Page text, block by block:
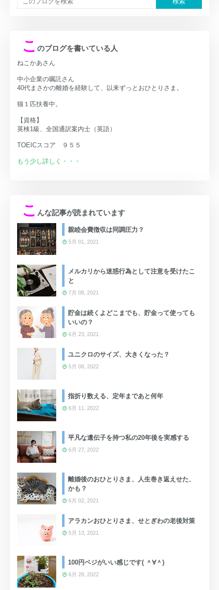
こ のブログを書いている人
ねこかあさん
中小企業の嘱託さん
40代まさかの離婚を経験して、以来ずっとおひとりさま。
猫１匹扶養中。
【資格】
英検1級、全国通訳案内士（英語）
TOEICスコア ９５５
もう少し詳しく・・・
こ んな記事が読まれています
親睦会費徴収は同調圧力？
5月 01, 2021
メルカリから迷惑行為として注意を受けたこ
と
7月 08, 2021
貯金は続くよどこまでも、貯金って使っても
いいの？
6月 23, 2021
ユニクロのサイズ、大きくなった？
5月 08, 2022
指折り数える、定年まであと何年
6月 11, 2022
平凡な遺伝子を持つ私の20年後を実感する
6月 27, 2022
離婚後のおひとりさま、人生巻き返えせた、
かも？
6月 02, 2021
アラカンおひとりさま、せとぎわの老後対策
5月 13, 2021
100円ベジがいい感じです( ＾∀＾)
6月 28, 2022